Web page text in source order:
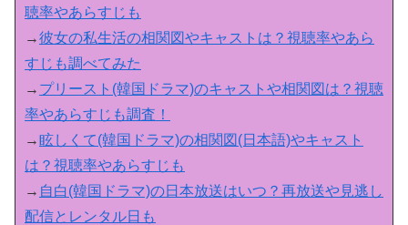
聴率やあらすじも
→彼女の私生活の相関図やキャストは？視聴率やあら
すじも調べてみた
→ プリースト(韓国ドラマ)のキャストや相関図は？視聴
率やあらすじも調査！
→眩しくて(韓国ドラマ)の相関図(日本語)やキャスト
は？視聴率やあらすじも
→ 自白(韓国ドラマ)の日本放送はいつ？再放送や見逃し
配信とレンタル日も